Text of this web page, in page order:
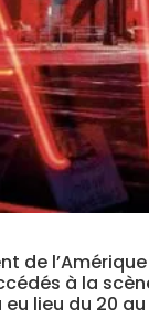
de
à la
eu lieu du 20